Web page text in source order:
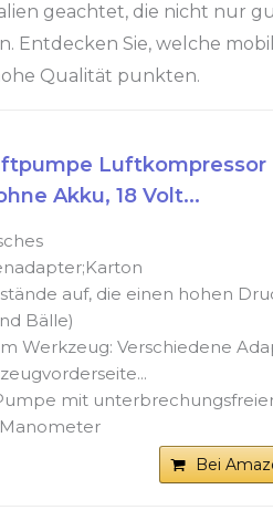
geachtet, die nicht nur
Entdecken Sie, welche
Qualität punkten.
Luftkompressor
Akku, 18 Volt...
auf, die einen hohen
Bälle)
Werkzeug: Verschiedene
mit
Bei